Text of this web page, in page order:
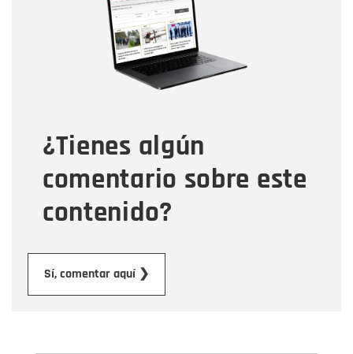
¿Tienes algún
comentario sobre este
contenido?
Sí, comentar aquí ❯
Correo electrónico
Tipo de comentario
Mensaje